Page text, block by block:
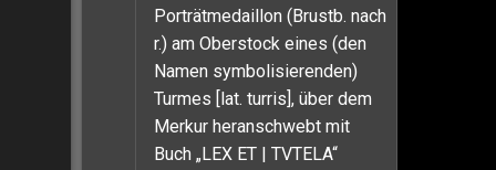
Porträtmedaillon (Brustb. nach
r.) am Oberstock eines (den
Namen symbolisierenden)
Turmes [lat. turris], über dem
Merkur heranschwebt mit
Buch „LEX ET | TVTELA“